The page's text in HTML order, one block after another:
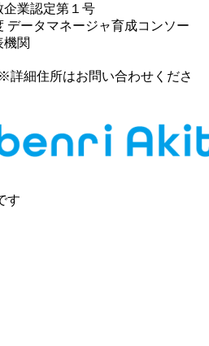
企業認定第１号
データマネージャ育成コンソー
機関
詳細住所はお問い合わせくださ
す